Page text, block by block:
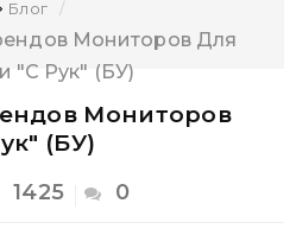
Блог
Мониторов Для
"с Рук" (БУ)
Мониторов
(БУ)
1425 0